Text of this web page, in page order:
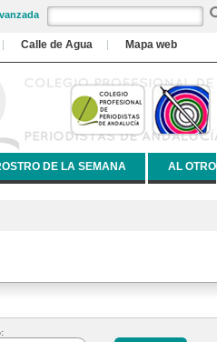
Calle de Agua Mapa web
DE LA SEMANA
AL OTRO